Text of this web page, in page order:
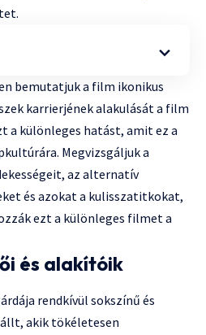
bemutatjuk a film ikonikus
karrierjének alakulását a film
a különleges hatást, amit ez a
Megvizsgáljuk a
az alternatív
és azokat a kulisszatitkokat,
ezt a különleges filmet a
és alakítóik
rendkívül sokszínű és
akik tökéletesen